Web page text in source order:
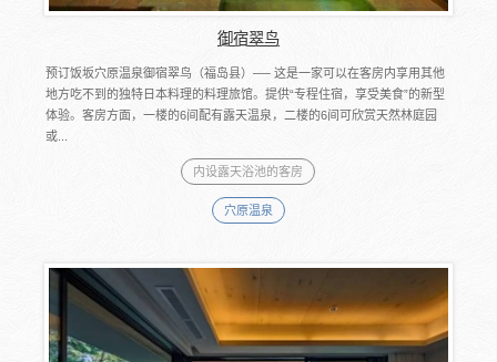
御宿翠鸟
预订饭坂穴原温泉御宿翠鸟（福岛县）── 这是一家可以在客房内享用其他
地方吃不到的独特日本料理的料理旅馆。提供“专程住宿，享受美食”的新型
体验。客房方面，一楼的6间配有露天温泉，二楼的6间可欣赏天然林庭园
或...
内设露天浴池的客房
穴原温泉